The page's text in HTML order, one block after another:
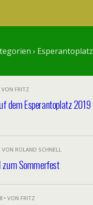
› Esperantoplatz
FRITZ
dem Esperantoplatz 2019
VON ROLAND SCHNELL
zum Sommerfest
• VON FRITZ